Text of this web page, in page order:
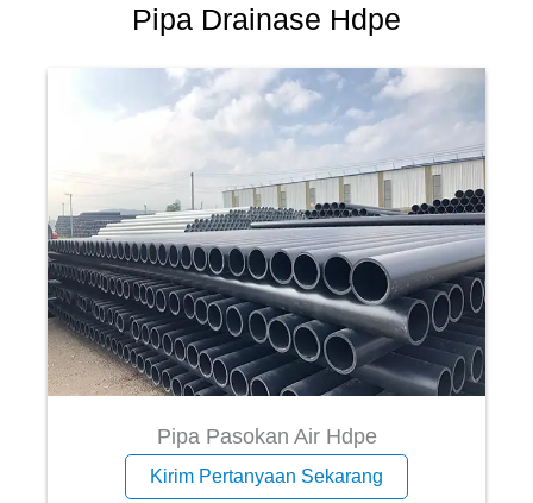
Pipa Drainase Hdpe
Pipa Pasokan Air Hdpe
Kirim Pertanyaan Sekarang